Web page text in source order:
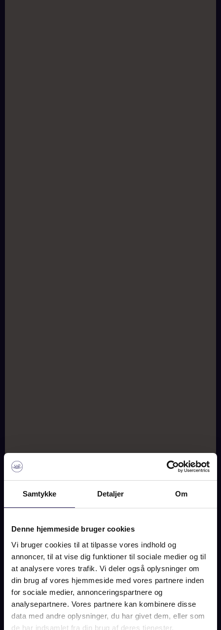
Samtykke Detaljer Om
Denne hjemmeside bruger cookies
Vi bruger cookies til at tilpasse vores indhold og
annoncer, til at vise dig funktioner til sociale medier og til
at analysere vores trafik. Vi deler også oplysninger om
din brug af vores hjemmeside med vores partnere inden
for sociale medier, annonceringspartnere og
analysepartnere. Vores partnere kan kombinere disse
data med andre oplysninger, du har givet dem, eller som
de har indsamlet fra din brug af deres tjenester.
RÅBJERGVEJ 55, 6792
RØMØ
SOLGT